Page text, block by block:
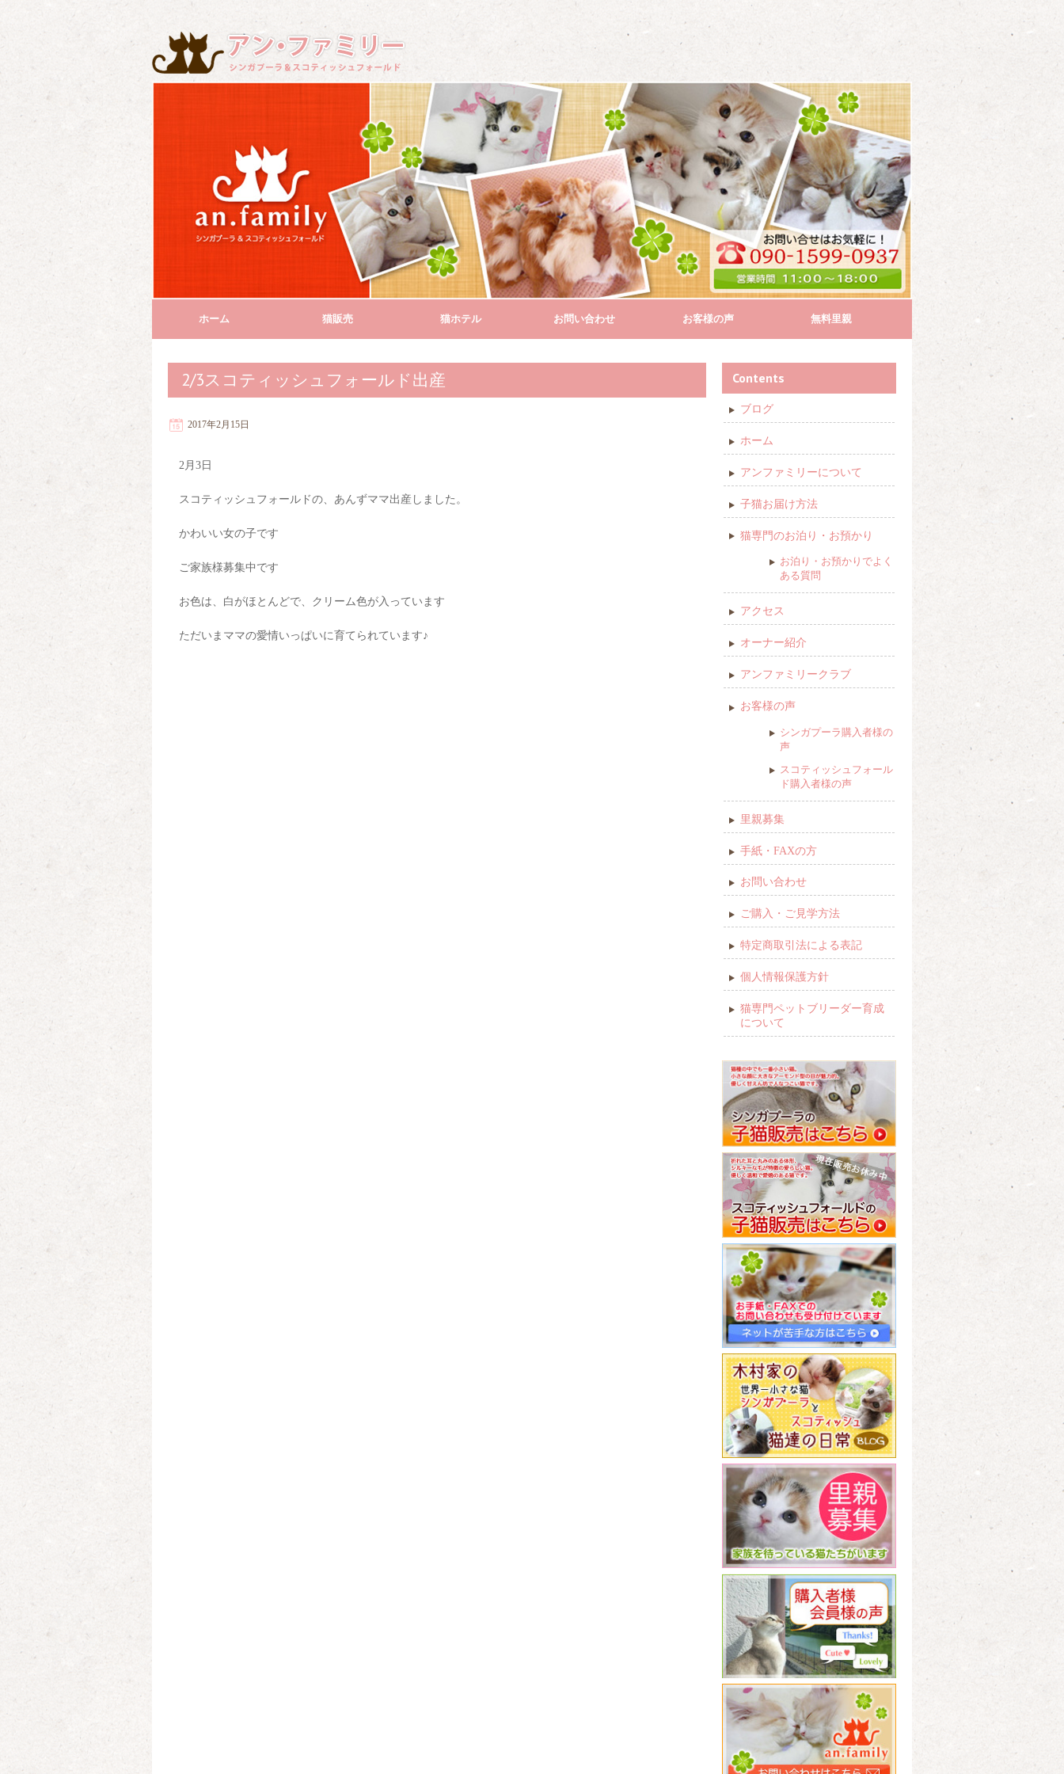
ホーム 猫販売 猫ホテル お問い合わせ お客様の声 無料里親
2/3スコティッシュフォールド出産
2017年2月15日
2月3日
スコティッシュフォールドの、あんずママ出産しました。
かわいい女の子です
ご家族様募集中です
お色は、白がほとんどで、クリーム色が入っています
ただいまママの愛情いっぱいに育てられています♪
Contents
ブログ
ホーム
アンファミリーについて
子猫お届け方法
猫専門のお泊り・お預かり
お泊り・お預かりでよく
ある質問
アクセス
オーナー紹介
アンファミリークラブ
お客様の声
シンガプーラ購入者様の
声
スコティッシュフォール
ド購入者様の声
里親募集
手紙・FAXの方
お問い合わせ
ご購入・ご見学方法
特定商取引法による表記
個人情報保護方針
猫専門ペットブリーダー育成
について